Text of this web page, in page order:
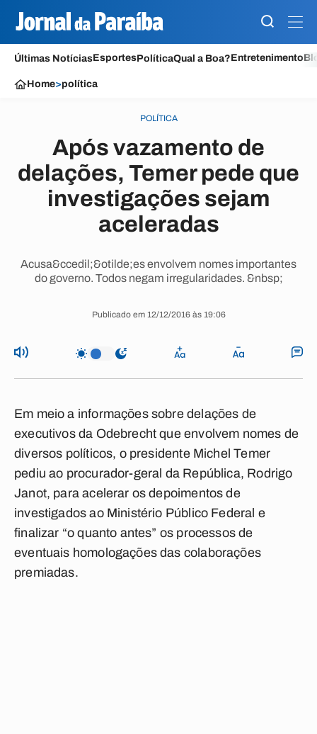
Últimas NotíciasEsportesPolíticaQual a Boa?Entretenimento
Home>política
POLÍTICA
Após vazamento de
delações, Temer pede que
investigações sejam
aceleradas
Acusa&ccedil;&otilde;es envolvem nomes importantes
do governo. Todos negam irregularidades. &nbsp;
Publicado em 12/12/2016 às 19:06
Em meio a informações sobre delações de
executivos da Odebrecht que envolvem nomes de
diversos políticos, o presidente Michel Temer
pediu ao procurador-geral da República, Rodrigo
Janot, para acelerar os depoimentos de
investigados ao Ministério Público Federal e
finalizar “o quanto antes” os processos de
eventuais homologações das colaborações
premiadas.